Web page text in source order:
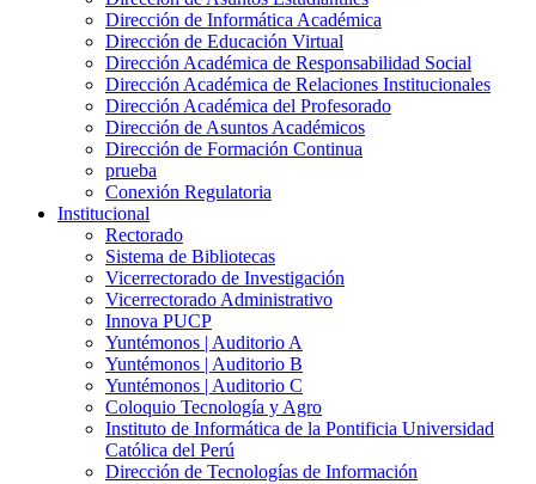
Dirección de Informática Académica
Dirección de Educación Virtual
Dirección Académica de Responsabilidad Social
Dirección Académica de Relaciones Institucionales
Dirección Académica del Profesorado
Dirección de Asuntos Académicos
Dirección de Formación Continua
prueba
Conexión Regulatoria
Institucional
Rectorado
Sistema de Bibliotecas
Vicerrectorado de Investigación
Vicerrectorado Administrativo
Innova PUCP
Yuntémonos | Auditorio A
Yuntémonos | Auditorio B
Yuntémonos | Auditorio C
Coloquio Tecnología y Agro
Instituto de Informática de la Pontificia Universidad
Católica del Perú
Dirección de Tecnologías de Información